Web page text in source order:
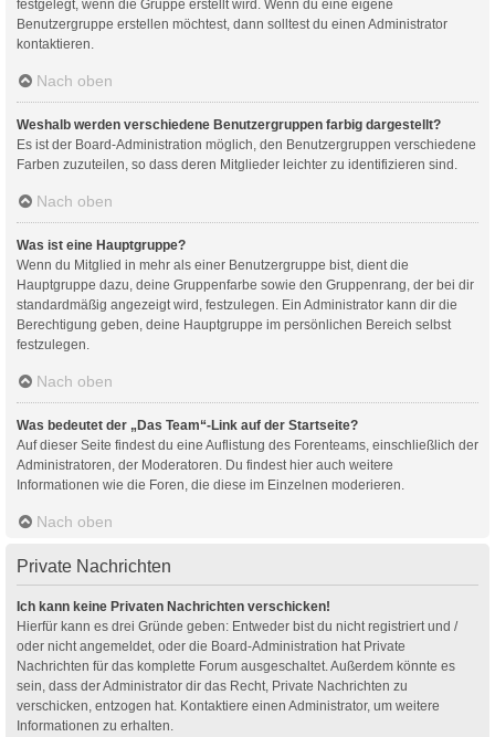
festgelegt, wenn die Gruppe erstellt wird. Wenn du eine eigene
Benutzergruppe erstellen möchtest, dann solltest du einen Administrator
kontaktieren.
Nach oben
Weshalb werden verschiedene Benutzergruppen farbig dargestellt?
Es ist der Board-Administration möglich, den Benutzergruppen verschiedene
Farben zuzuteilen, so dass deren Mitglieder leichter zu identifizieren sind.
Nach oben
Was ist eine Hauptgruppe?
Wenn du Mitglied in mehr als einer Benutzergruppe bist, dient die
Hauptgruppe dazu, deine Gruppenfarbe sowie den Gruppenrang, der bei dir
standardmäßig angezeigt wird, festzulegen. Ein Administrator kann dir die
Berechtigung geben, deine Hauptgruppe im persönlichen Bereich selbst
festzulegen.
Nach oben
Was bedeutet der „Das Team“-Link auf der Startseite?
Auf dieser Seite findest du eine Auflistung des Forenteams, einschließlich der
Administratoren, der Moderatoren. Du findest hier auch weitere
Informationen wie die Foren, die diese im Einzelnen moderieren.
Nach oben
Private Nachrichten
Ich kann keine Privaten Nachrichten verschicken!
Hierfür kann es drei Gründe geben: Entweder bist du nicht registriert und /
oder nicht angemeldet, oder die Board-Administration hat Private
Nachrichten für das komplette Forum ausgeschaltet. Außerdem könnte es
sein, dass der Administrator dir das Recht, Private Nachrichten zu
verschicken, entzogen hat. Kontaktiere einen Administrator, um weitere
Informationen zu erhalten.